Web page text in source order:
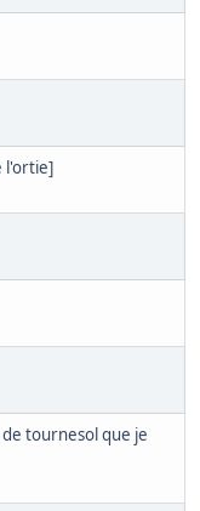
l'ortie]
tournesol que je